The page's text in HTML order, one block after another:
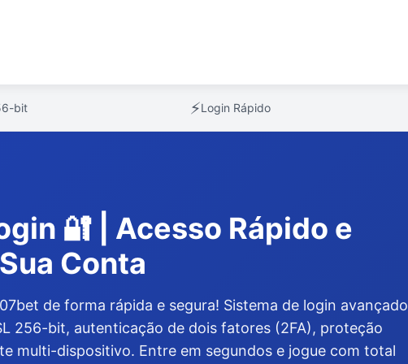
bit ⚡Login Rápido
🔐 | Acesso Rápido e
Conta
de forma rápida e segura! Sistema de login avançado
256-bit, autenticação de dois fatores (2FA), proteção
multi-dispositivo. Entre em segundos e jogue com total